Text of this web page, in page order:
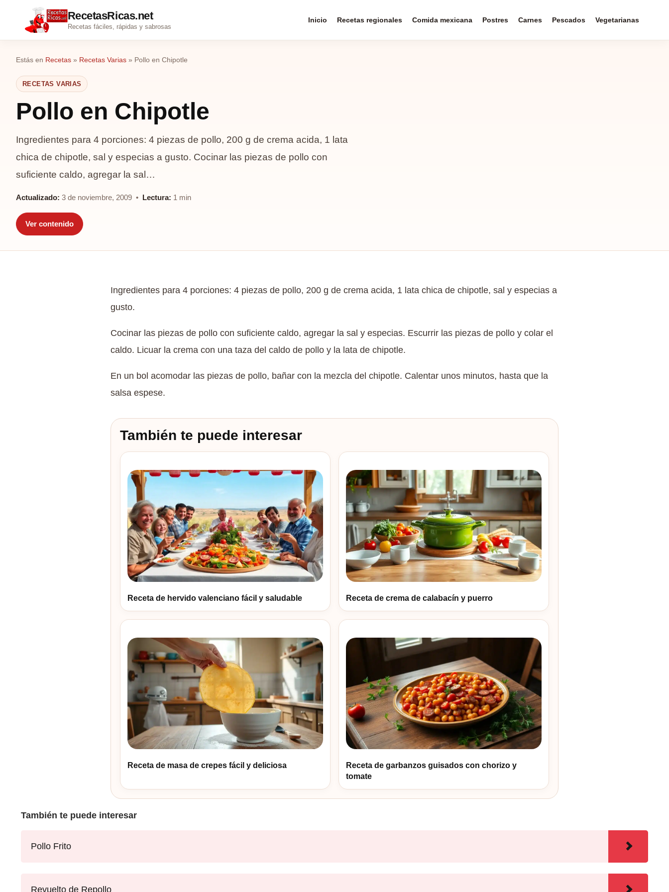
RecetasRicas.net
Recetas fáciles, rápidas y sabrosas
Inicio Recetas regionales Comida mexicana Postres Carnes Pescados Vegetarianas
Estás en Recetas » Recetas Varias » Pollo en Chipotle
RECETAS VARIAS
Pollo en Chipotle
Ingredientes para 4 porciones: 4 piezas de pollo, 200 g de crema acida, 1 lata
chica de chipotle, sal y especias a gusto. Cocinar las piezas de pollo con
suficiente caldo, agregar la sal…
Actualizado: 3 de noviembre, 2009 • Lectura: 1 min
Ver contenido
Ingredientes para 4 porciones: 4 piezas de pollo, 200 g de crema acida, 1 lata chica de chipotle, sal y especias a
gusto.
Cocinar las piezas de pollo con suficiente caldo, agregar la sal y especias. Escurrir las piezas de pollo y colar el
caldo. Licuar la crema con una taza del caldo de pollo y la lata de chipotle.
En un bol acomodar las piezas de pollo, bañar con la mezcla del chipotle. Calentar unos minutos, hasta que la
salsa espese.
También te puede interesar
Receta de hervido valenciano fácil y saludable Receta de crema de calabacín y puerro
Receta de masa de crepes fácil y deliciosa
Receta de garbanzos guisados con chorizo y
tomate
También te puede interesar
Pollo Frito
Revuelto de Repollo